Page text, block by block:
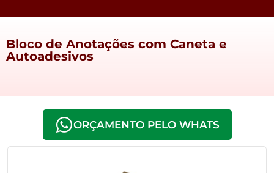
Bloco de Anotações com Caneta e
Autoadesivos
ORÇAMENTO PELO WHATS